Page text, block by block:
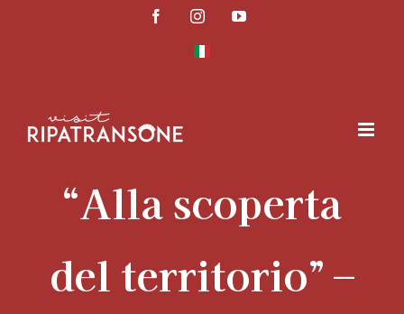
FacebookInstagramYouTube
“Alla scoperta
del territorio” –